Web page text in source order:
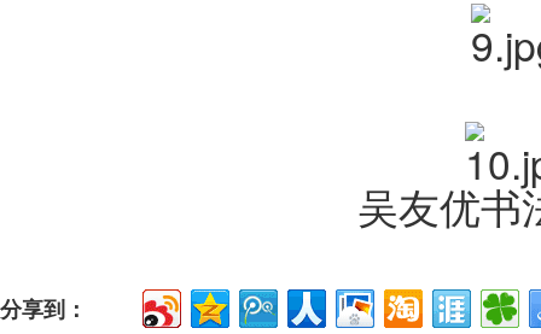
吴友优书
分享到：